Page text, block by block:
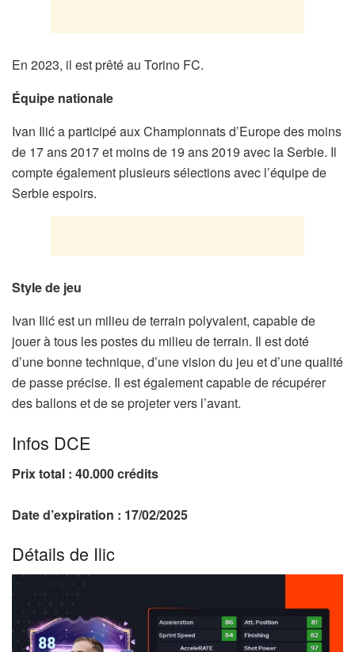
En 2023, il est prêté au Torino FC.
Équipe nationale
Ivan Ilić a participé aux Championnats d’Europe des moins
de 17 ans 2017 et moins de 19 ans 2019 avec la Serbie. Il
compte également plusieurs sélections avec l’équipe de
Serbie espoirs.
Style de jeu
Ivan Ilić est un milieu de terrain polyvalent, capable de
jouer à tous les postes du milieu de terrain. Il est doté
d’une bonne technique, d’une vision du jeu et d’une qualité
de passe précise. Il est également capable de récupérer
des ballons et de se projeter vers l’avant.
Infos DCE
Prix total : 40.000 crédits
Date d’expiration : 17/02/2025
Détails de Ilic